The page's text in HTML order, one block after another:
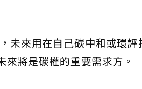
未來用在自己碳中和或環
將是碳權的重要需求方。